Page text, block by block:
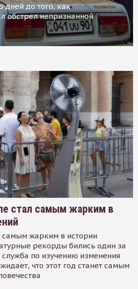
дней до того, как
обстрел непризнанной
стал самым жарким в
самым жарким в истории
рекорды бились один за
по изучению изменения
что этот год станет самым